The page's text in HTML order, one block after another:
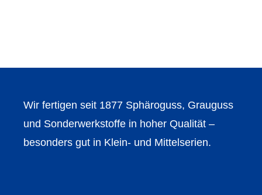
Wir fertigen seit 1877 Sphäroguss, Grauguss
und Sonderwerkstoffe in hoher Qualität –
besonders gut in Klein- und Mittelserien.